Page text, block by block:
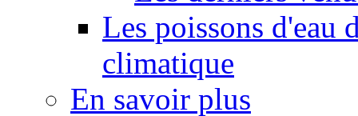
Les poissons d'eau
climatique
En savoir plus